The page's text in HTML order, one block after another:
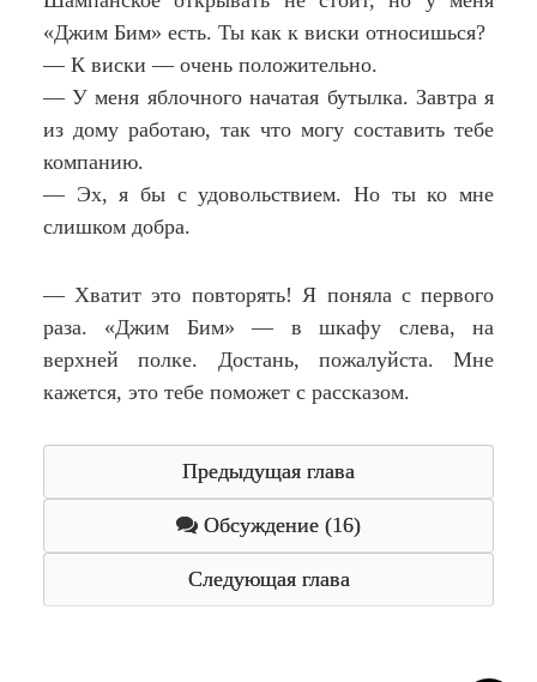
«Джим Бим» есть. Ты как к виски относишься?
— К виски — очень положительно.
— У меня яблочного начатая бутылка. Завтра я
из дому работаю, так что могу составить тебе
компанию.
— Эх, я бы с удовольствием. Но ты ко мне
слишком добра.
— Хватит это повторять! Я поняла с первого
раза. «Джим Бим» — в шкафу слева, на
верхней полке. Достань, пожалуйста. Мне
кажется, это тебе поможет с рассказом.
Предыдущая глава
Обсуждение (16)
Следующая глава